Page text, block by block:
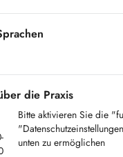
die Praxis
Bitte aktivieren Sie die
unten zu ermöglichen